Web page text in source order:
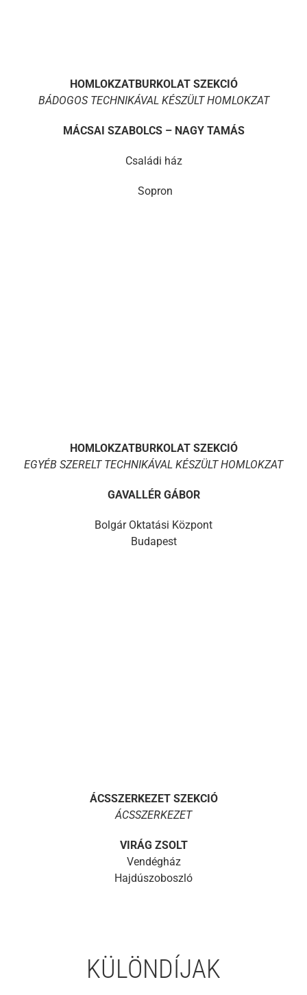
HOMLOKZATBURKOLAT SZEKCIÓ
BÁDOGOS TECHNIKÁVAL KÉSZÜLT HOMLOKZAT
MÁCSAI SZABOLCS – NAGY TAMÁS
Családi ház
Sopron
HOMLOKZATBURKOLAT SZEKCIÓ
EGYÉB SZERELT TECHNIKÁVAL KÉSZÜLT HOMLOKZAT
GAVALLÉR GÁBOR
Bolgár Oktatási Központ
Budapest
ÁCSSZERKEZET SZEKCIÓ
ÁCSSZERKEZET
VIRÁG ZSOLT
Vendégház
Hajdúszoboszló
KÜLÖNDÍJAK